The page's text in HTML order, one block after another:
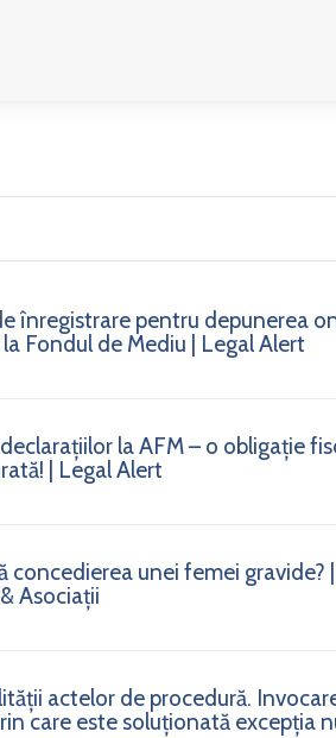
înregistrare pentru depunerea
Fondul de Mediu | Legal Alert
la AFM – o obligație
| Legal Alert
concedierea unei femei gravide?
Asociații
actelor de procedură.
care este soluționată excepția